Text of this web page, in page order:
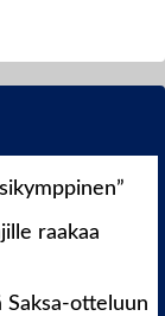
raakaa
Saksa-otteluun